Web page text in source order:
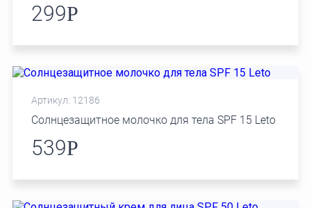
299Р
Артикул: 12186
Солнцезащитное молочко для тела SPF 15 Leto
539Р